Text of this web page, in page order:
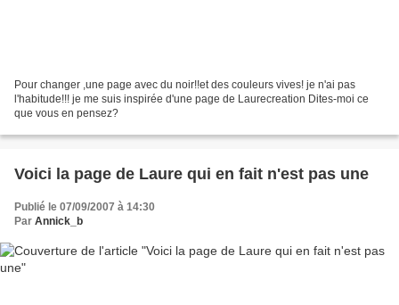
Pour changer ,une page avec du noir!!et des couleurs vives! je n'ai pas
l'habitude!!! je me suis inspirée d'une page de Laurecreation Dites-moi ce
que vous en pensez?
Voici la page de Laure qui en fait n'est pas une
Publié le 07/09/2007 à 14:30
Par Annick_b